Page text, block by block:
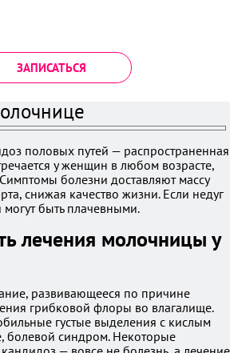
ЗАПИСАТЬСЯ
половых путей — распространенная
у женщин в любом возрасте,
болезни доставляют массу
снижая качество жизни. Если недуг
могут быть плачевными.
лечения молочницы у
развивающееся по причине
грибковой флоры во влагалище.
густые выделения с кислым
болевой синдром. Некоторые